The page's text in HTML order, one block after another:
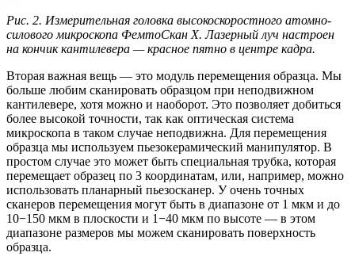
Рис. 2. Измерительная головка высокоскоростного атомно-
силового микроскопа ФемтоСкан Х. Лазерный луч настроен
на кончик кантилевера — красное пятно в центре кадра.
Вторая важная вещь — это модуль перемещения образца. Мы
больше любим сканировать образцом при неподвижном
кантилевере, хотя можно и наоборот. Это позволяет добиться
более высокой точности, так как оптическая система
микроскопа в таком случае неподвижна. Для перемещения
образца мы используем пьезокерамический манипулятор. В
простом случае это может быть специальная трубка, которая
перемещает образец по 3 координатам, или, например, можно
использовать планарный пьезосканер. У очень точных
сканеров перемещения могут быть в диапазоне от 1 мкм и до
10−150 мкм в плоскости и 1−40 мкм по высоте — в этом
диапазоне размеров мы можем сканировать поверхность
образца.